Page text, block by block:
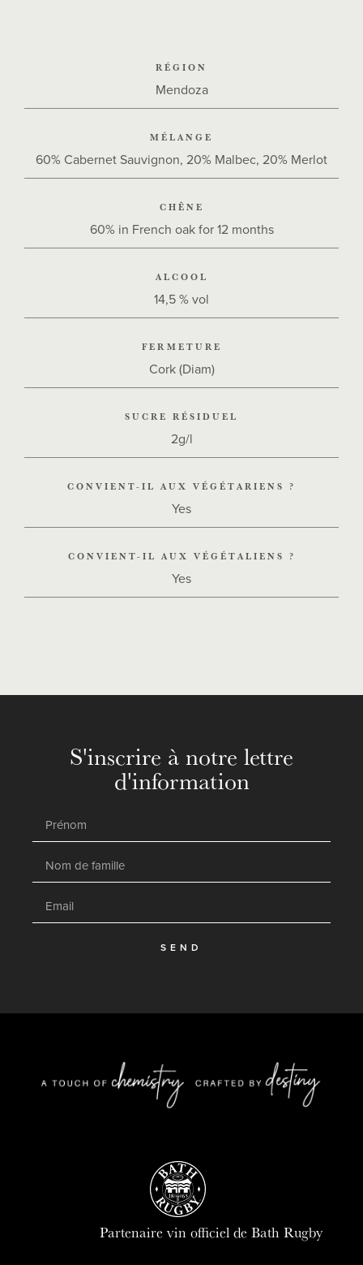
RÉGION
Mendoza
MÉLANGE
60% Cabernet Sauvignon, 20% Malbec, 20% Merlot
CHÊNE
60% in French oak for 12 months
ALCOOL
14,5 % vol
FERMETURE
Cork (Diam)
SUCRE RÉSIDUEL
2g/l
CONVIENT-IL AUX VÉGÉTARIENS ?
Yes
CONVIENT-IL AUX VÉGÉTALIENS ?
Yes
S'inscrire à notre lettre
d'information
SEND
Partenaire vin officiel de Bath Rugby